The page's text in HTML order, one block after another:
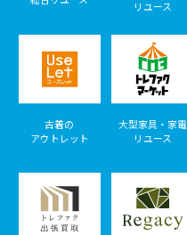
リユース
古着の
アウトレット
大型家具・家電
リユース